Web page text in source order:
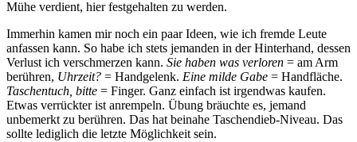
Mühe verdient, hier festgehalten zu werden.
Immerhin kamen mir noch ein paar Ideen, wie ich fremde Leute
anfassen kann. So habe ich stets jemanden in der Hinterhand, dessen
Verlust ich verschmerzen kann. Sie haben was verloren = am Arm
berühren, Uhrzeit? = Handgelenk. Eine milde Gabe = Handfläche.
Taschentuch, bitte = Finger. Ganz einfach ist irgendwas kaufen.
Etwas verrückter ist anrempeln. Übung bräuchte es, jemand
unbemerkt zu berühren. Das hat beinahe Taschendieb-Niveau. Das
sollte lediglich die letzte Möglichkeit sein.